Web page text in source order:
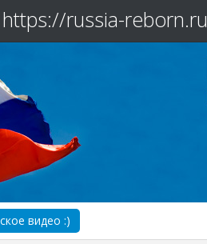
https://russia-reborn.ru
видео :)